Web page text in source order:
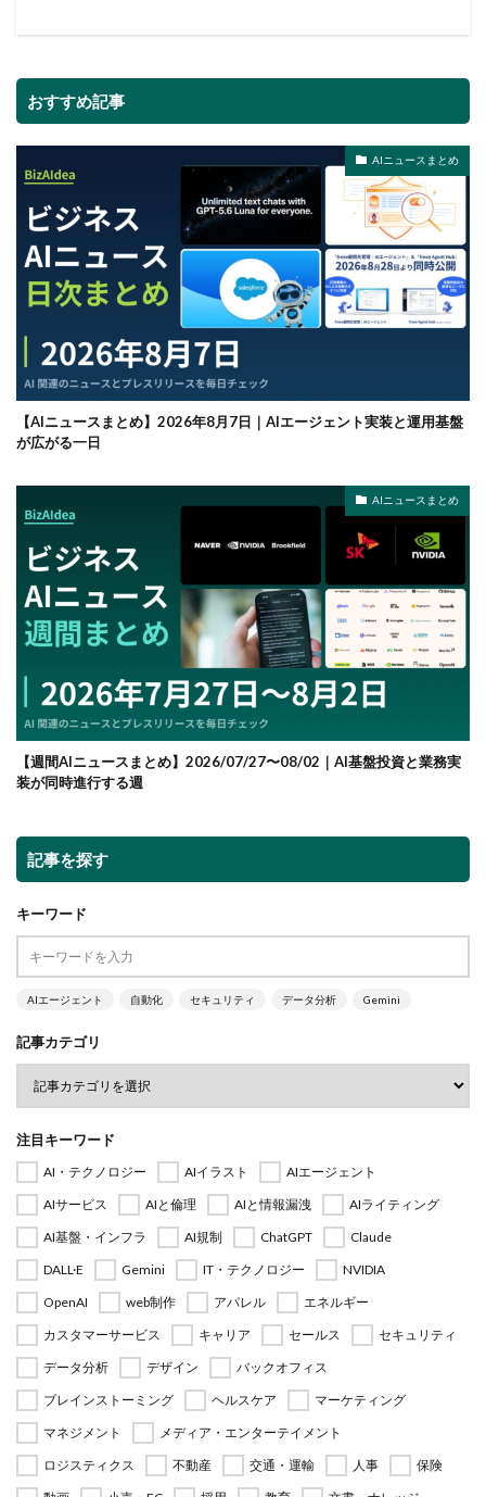
おすすめ記事
AIニュースまとめ
【AIニュースまとめ】2026年8月7日｜AIエージェント実装と運用基盤
が広がる一日
AIニュースまとめ
【週間AIニュースまとめ】2026/07/27〜08/02｜AI基盤投資と業務実
装が同時進行する週
記事を探す
キーワード
AIエージェント 自動化 セキュリティ データ分析 Gemini
記事カテゴリ
注目キーワード
AI・テクノロジー AIイラスト
AIエージェント
AIサービス
AIと倫理 AIと情報漏洩
AIライティング
AI基盤・インフラ
AI規制 ChatGPT
Claude
DALL·E
Gemini IT・テクノロジー
NVIDIA
OpenAI
web制作 アパレル
エネルギー
カスタマーサービス
キャリア セールス
セキュリティ
データ分析
デザイン
バックオフィス
ブレインストーミング
ヘルスケア
マーケティング
マネジメント
メディア・エンターテイメント
ロジスティクス
不動産 交通・運輸 人事
保険